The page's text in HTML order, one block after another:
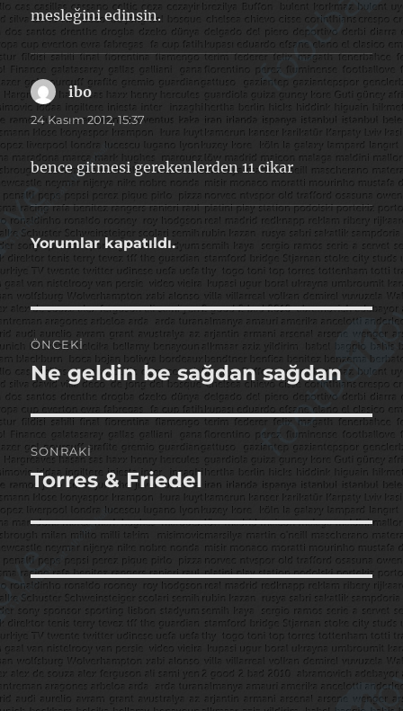
mesleğini edinsin.
ibodedi
ki:
24 Kasım 2012, 15:37
bence gitmesi gerekenlerden 11 cikar
Yorumlar kapatıldı.
Yazı
gezinmesi
ÖNCEKI
Önceki
yazı:
Ne geldin be sağdan sağdan
SONRAKI
Sonraki
yazı:
Torres & Friedel